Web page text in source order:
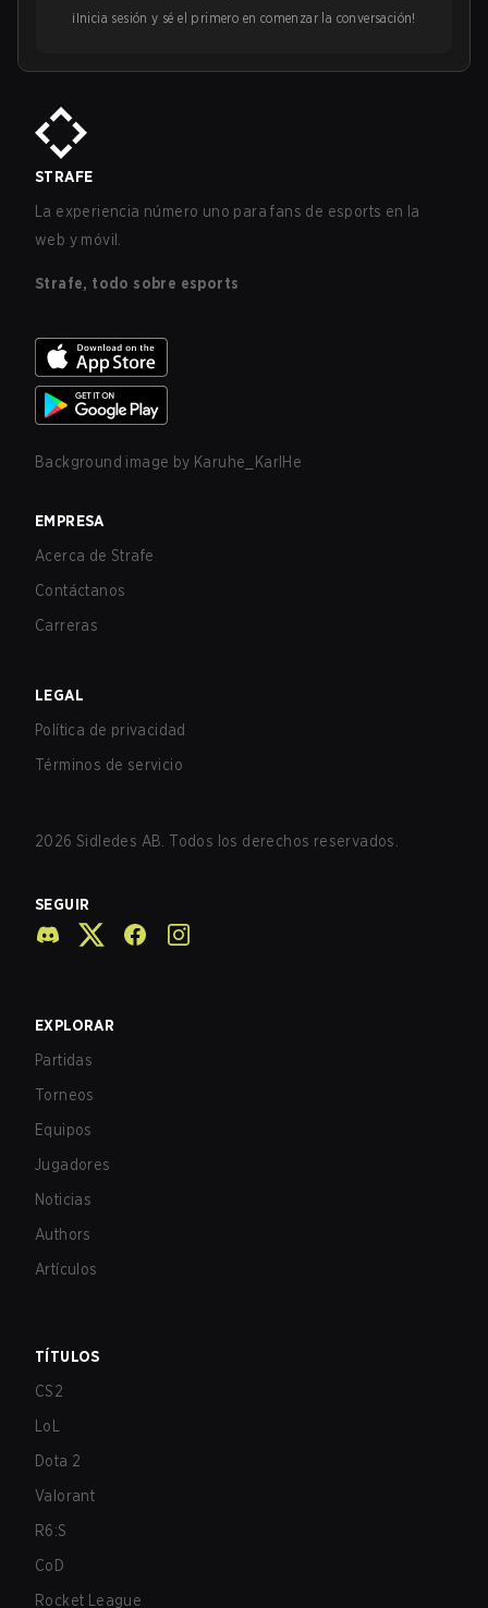
¡Inicia sesión y sé el primero en comenzar la conversación!
STRAFE
La experiencia número uno para fans de esports en la
web y móvil.
Strafe, todo sobre esports
Background image by Karuhe_KarlHe
EMPRESA
Acerca de Strafe
Contáctanos
Carreras
LEGAL
Política de privacidad
Términos de servicio
2026 Sidledes AB. Todos los derechos reservados.
SEGUIR
EXPLORAR
Partidas
Torneos
Equipos
Jugadores
Noticias
Authors
Artículos
TÍTULOS
CS2
LoL
Dota 2
Valorant
R6:S
CoD
Rocket League